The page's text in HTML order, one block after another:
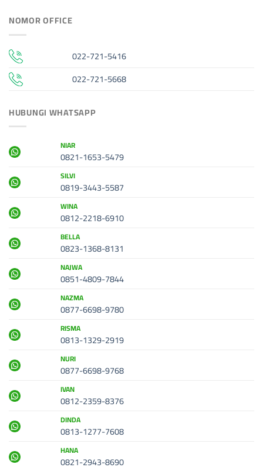
NOMOR OFFICE
022-721-5416
022-721-5668
HUBUNGI WHATSAPP
NIAR
0821-1653-5479
SILVI
0819-3443-5587
WINA
0812-2218-6910
BELLA
0823-1368-8131
NAJWA
0851-4809-7844
NAZMA
0877-6698-9780
RISMA
0813-1329-2919
NURI
0877-6698-9768
IVAN
0812-2359-8376
DINDA
0813-1277-7608
HANA
0821-2943-8690